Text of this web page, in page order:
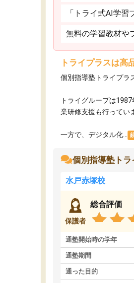
「トライ式AI学
無料の学習教材や
トライプラスは高
個別指導塾トライプラ
トライグループは
業研修支援も行ってい
一方で、デジタル化...
個別指導塾トラ
水戸赤塚校
保護者
総合評価
通塾開始時の学年
通塾期間
通った目的